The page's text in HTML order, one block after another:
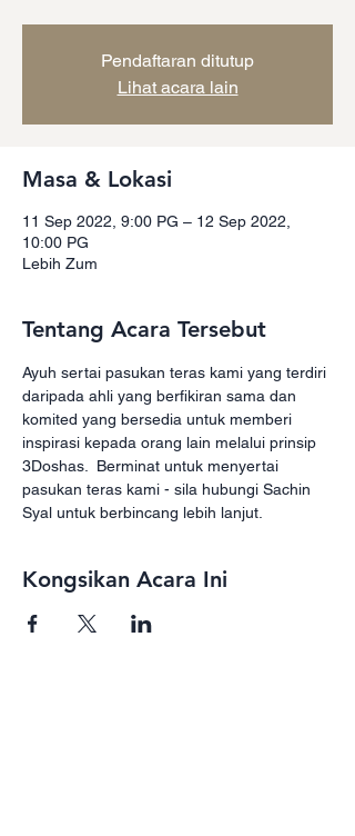
Pendaftaran ditutup
Lihat acara lain
Masa & Lokasi
11 Sep 2022, 9:00 PG – 12 Sep 2022,
10:00 PG
Lebih Zum
Tentang Acara Tersebut
Ayuh sertai pasukan teras kami yang terdiri
daripada ahli yang berfikiran sama dan
komited yang bersedia untuk memberi
inspirasi kepada orang lain melalui prinsip
3Doshas.  Berminat untuk menyertai
pasukan teras kami - sila hubungi Sachin
Syal untuk berbincang lebih lanjut.
Kongsikan Acara Ini